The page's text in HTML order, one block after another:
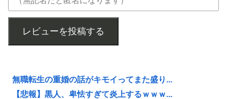
レビューを投稿する
無職転生の重婚の話がキモイってまた盛り...
【悲報】黒人、卑怯すぎて炎上するｗｗｗ...